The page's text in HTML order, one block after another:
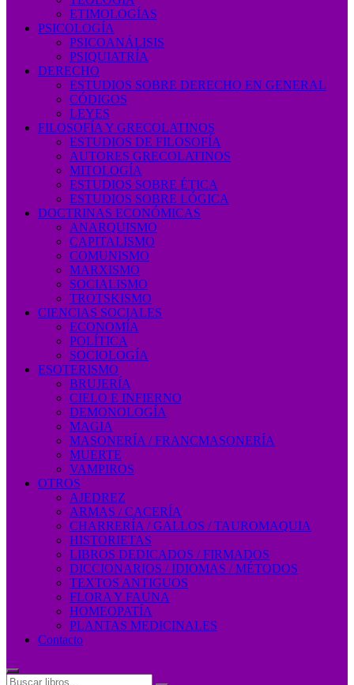
ETIMOLOGÍAS
PSICOLOGÍA
PSICOANÁLISIS
PSIQUIATRÍA
DERECHO
ESTUDIOS SOBRE DERECHO EN GENERAL
CÓDIGOS
LEYES
FILOSOFÍA Y GRECOLATINOS
ESTUDIOS DE FILOSOFÍA
AUTORES GRECOLATINOS
MITOLOGÍA
ESTUDIOS SOBRE ÉTICA
ESTUDIOS SOBRE LÓGICA
DOCTRINAS ECONÓMICAS
ANARQUISMO
CAPITALISMO
COMUNISMO
MARXISMO
SOCIALISMO
TROTSKISMO
CIENCIAS SOCIALES
ECONOMÍA
POLÍTICA
SOCIOLOGÍA
ESOTERISMO
BRUJERÍA
CIELO E INFIERNO
DEMONOLOGÍA
MAGIA
MASONERÍA / FRANCMASONERÍA
MUERTE
VAMPIROS
OTROS
AJEDREZ
ARMAS / CACERÍA
CHARRERÍA / GALLOS / TAUROMAQUIA
HISTORIETAS
LIBROS DEDICADOS / FIRMADOS
DICCIONARIOS / IDIOMAS / MÉTODOS
TEXTOS ANTIGUOS
FLORA Y FAUNA
HOMEOPATÍA
PLANTAS MEDICINALES
Contacto